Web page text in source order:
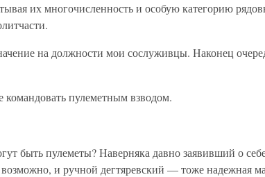
их многочисленность и особую категорию
на должности мои сослуживцы. Наконец
пулеметным взводом.
быть пулеметы? Наверняка давно заявивший о
и ручной дегтяревский — тоже надежная